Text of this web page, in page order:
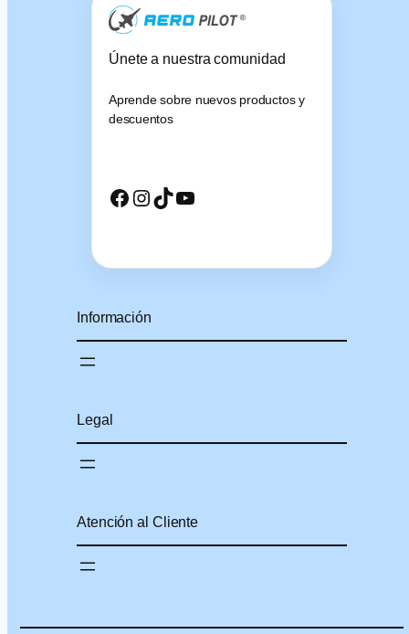
Únete a nuestra comunidad
Aprende sobre nuevos productos y
descuentos
Facebook Instagram TikTok YouTube
Información
Legal
Atención al Cliente